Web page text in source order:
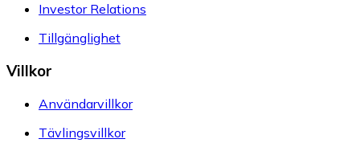
Investor Relations
Tillgänglighet
Villkor
Användarvillkor
Tävlingsvillkor